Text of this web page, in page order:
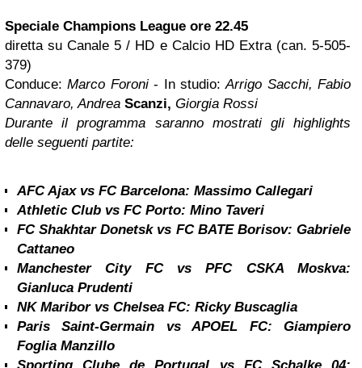
Speciale Champions League ore 22.45
diretta su Canale 5 / HD e Calcio HD Extra (can. 5-505-
379)
Conduce: Marco Foroni- In studio:Arrigo Sacchi, Fabio
Cannavaro, Andrea Scanzi, Giorgia Rossi
Durante il programma saranno mostrati gli highlights
delle seguenti partite:
AFC Ajax vs FC Barcelona: Massimo Callegari
Athletic Club vs FC Porto: Mino Taveri
FC Shakhtar Donetsk vs FC BATE Borisov: Gabriele
Cattaneo
ManchesterCity FC vs PFC CSKA Moskva:
Gianluca Prudenti
NK Maribor vs Chelsea FC: Ricky Buscaglia
Paris Saint-Germain vs APOEL FC:Giampiero
Foglia Manzillo